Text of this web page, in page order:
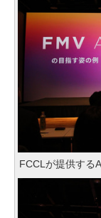
FCCLが提供する